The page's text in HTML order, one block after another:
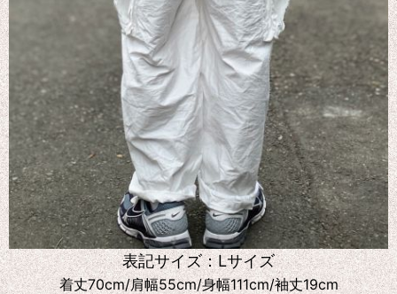
表記サイズ：Lサイズ
着丈70cm/肩幅55cm/身幅111cm/袖丈19cm